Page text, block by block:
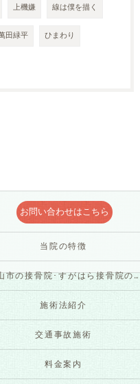
上機嫌 線は僕を描く
田緑平 ひまわり
お問い合わせはこちら
当院の特徴
福山市の接骨院･すがはら接骨院の評判
施術法紹介
交通事故施術
料金案内